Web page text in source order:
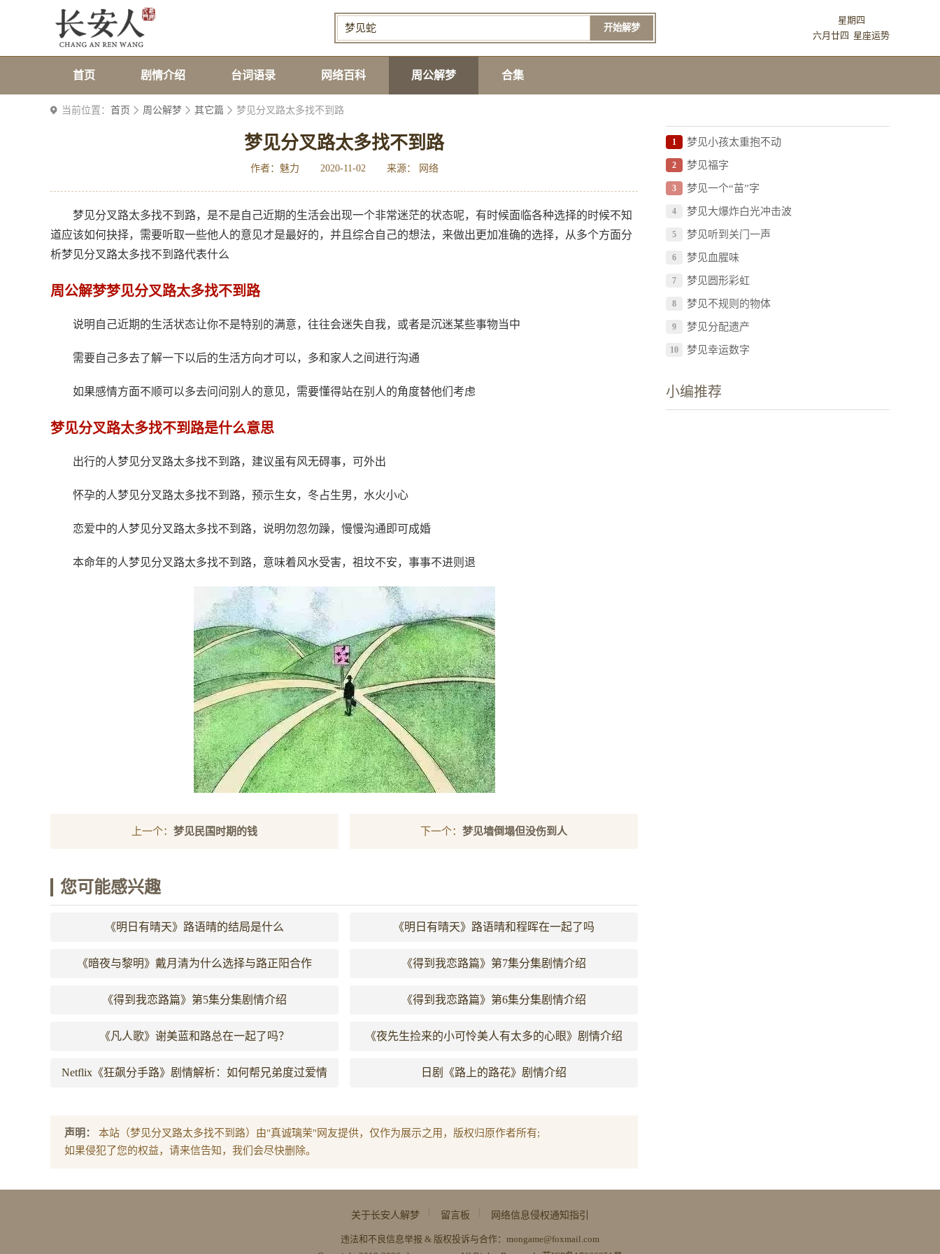
开始解梦
星期四
六月廿四 星座运势
首页 剧情介绍 台词语录 网络百科 周公解梦 合集
当前位置： 首页 周公解梦 其它篇 梦见分叉路太多找不到路
梦见分叉路太多找不到路
作者：魅力 2020-11-02 来源： 网络
梦见分叉路太多找不到路，是不是自己近期的生活会出现一个非常迷茫的状态呢，有时候面临各种选择的时候不知
道应该如何抉择，需要听取一些他人的意见才是最好的，并且综合自己的想法，来做出更加准确的选择，从多个方面分
析梦见分叉路太多找不到路代表什么
周公解梦梦见分叉路太多找不到路
说明自己近期的生活状态让你不是特别的满意，往往会迷失自我，或者是沉迷某些事物当中
需要自己多去了解一下以后的生活方向才可以，多和家人之间进行沟通
如果感情方面不顺可以多去问问别人的意见，需要懂得站在别人的角度替他们考虑
梦见分叉路太多找不到路是什么意思
出行的人梦见分叉路太多找不到路，建议虽有风无碍事，可外出
怀孕的人梦见分叉路太多找不到路，预示生女，冬占生男，水火小心
恋爱中的人梦见分叉路太多找不到路，说明勿忽勿躁，慢慢沟通即可成婚
本命年的人梦见分叉路太多找不到路，意味着风水受害，祖坟不安，事事不进则退
上一个： 梦见民国时期的钱 下一个：梦见墙倒塌但没伤到人
您可能感兴趣
《明日有晴天》路语晴的结局是什么 《明日有晴天》路语晴和程晖在一起了吗
《暗夜与黎明》戴月清为什么选择与路正阳合作 《得到我恋路篇》第7集分集剧情介绍
《得到我恋路篇》第5集分集剧情介绍 《得到我恋路篇》第6集分集剧情介绍
《凡人歌》谢美蓝和路总在一起了吗？ 《夜先生捡来的小可怜美人有太多的心眼》剧情介绍
Netflix《狂飙分手路》剧情解析：如何帮兄弟度过爱情 日剧《路上的路花》剧情介绍
声明：
本站（梦见分叉路太多找不到路）由"真诚璃茉"网友提供，仅作为展示之用，版权归原作者所有;
如果侵犯了您的权益，请来信告知，我们会尽快删除。
1 梦见小孩太重抱不动
2 梦见福字
3 梦见一个“苗”字
4 梦见大爆炸白光冲击波
5 梦见听到关门一声
6 梦见血腥味
7 梦见圆形彩虹
8 梦见不规则的物体
9 梦见分配遗产
10 梦见幸运数字
小编推荐
关于长安人解梦 留言板 网络信息侵权通知指引
违法和不良信息举报 & 版权投诉与合作：mongame@foxmail.com